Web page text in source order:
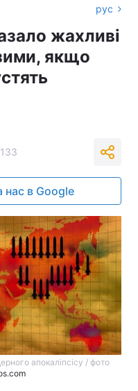
рус
жахливі
якщо
нас в Google
апокаліпсісу / фото